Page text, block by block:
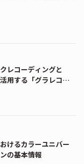
レコーディングと
用する「グラレコ」
けるカラーユニバー
の基本情報